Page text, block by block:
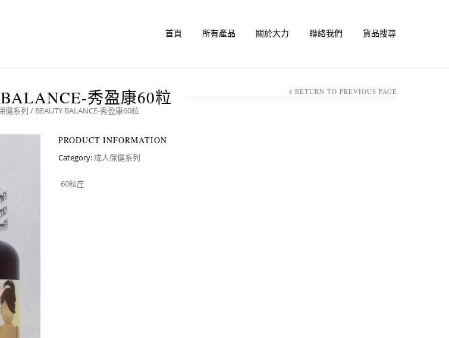
首頁 所有產品 關於大力 聯絡我們 貨品搜尋
秀盈康60粒
健系列 / BEAUTY BALANCE-秀盈康60粒
RETURN TO PREVIOUS PAGE
PRODUCT INFORMATION
Category: 成人保健系列
60粒庄